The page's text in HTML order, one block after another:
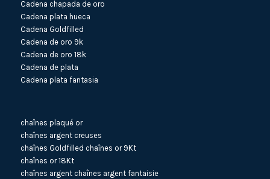
Cadena chapada de oro
Cadena plata hueca
Cadena Goldfilled
Cadena de oro 9k
Cadena de oro 18k
Cadena de plata
Cadena plata fantasia
chaînes plaqué or
chaînes argent creuses
chaînes Goldfilled chaînes or 9Kt
chaînes or 18Kt
chaînes argent chaînes argent fantaisie